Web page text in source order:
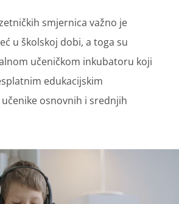
smjernica važno je
u školskoj dobi, a toga su
učeničkom inkubatoru koji
edukacijskim
osnovnih i srednjih